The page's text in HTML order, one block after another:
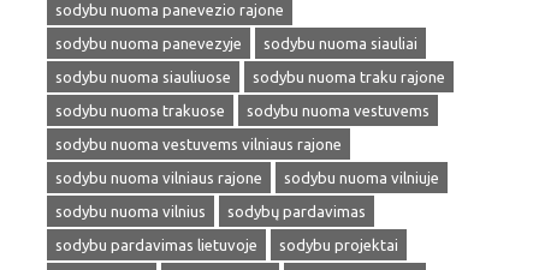
sodybu nuoma panevezio rajone
sodybu nuoma panevezyje
sodybu nuoma siauliai
sodybu nuoma siauliuose
sodybu nuoma traku rajone
sodybu nuoma trakuose
sodybu nuoma vestuvems
sodybu nuoma vestuvems vilniaus rajone
sodybu nuoma vilniaus rajone
sodybu nuoma vilniuje
sodybu nuoma vilnius
sodybų pardavimas
sodybu pardavimas lietuvoje
sodybu projektai